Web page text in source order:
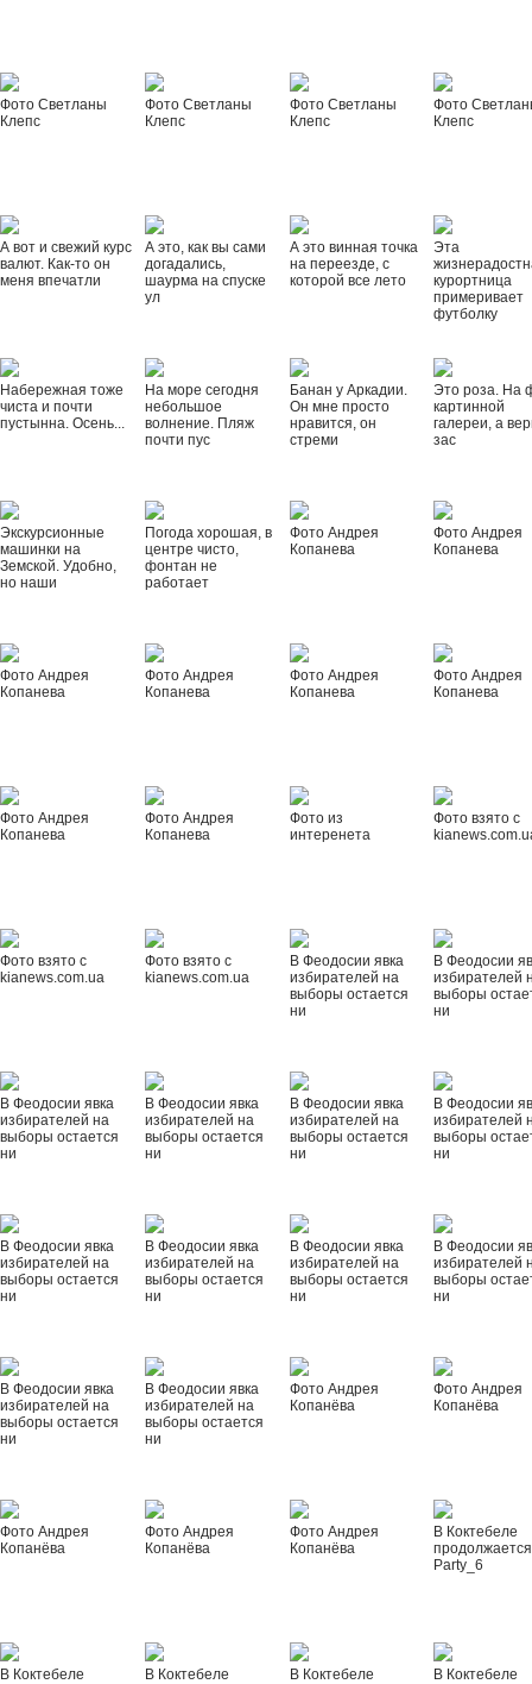
Фото Светланы
Клепс
Фото Светланы
Клепс
Фото Светланы
Клепс
Фото
Клепс
А вот и свежий курс
валют. Как-то он
меня впечатли
А это, как вы сами
догадались,
шаурма на спуске
ул
А это винная точка
на переезде, с
которой все лето
Эта
курортница
примеривает
футболку
Набережная тоже
чиста и почти
пустынна. Осень...
На море сегодня
небольшое
волнение. Пляж
почти пус
Банан у Аркадии.
Он мне просто
нравится, он
стреми
Это роза. На
картинной
галереи, а
зас
Экскурсионные
машинки на
Земской. Удобно,
но наши
Погода хорошая, в
центре чисто,
фонтан не
работает
Фото Андрея
Копанева
Фото Андрея
Копанева
Фото Андрея
Копанева
Фото Андрея
Копанева
Фото Андрея
Копанева
Фото Андрея
Копанева
Фото Андрея
Копанева
Фото Андрея
Копанева
Фото из
интеренета
Фото взято с
Фото взято с
kianews.com.ua
Фото взято с
kianews.com.ua
В Феодосии явка
избирателей на
выборы остается
ни
В Феодосии
избирателей
выборы
ни
В Феодосии явка
избирателей на
выборы остается
ни
В Феодосии явка
избирателей на
выборы остается
ни
В Феодосии явка
избирателей на
выборы остается
ни
В Феодосии
избирателей
выборы
ни
В Феодосии явка
избирателей на
выборы остается
ни
В Феодосии явка
избирателей на
выборы остается
ни
В Феодосии явка
избирателей на
выборы остается
ни
В Феодосии
избирателей
выборы
ни
В Феодосии явка
избирателей на
выборы остается
ни
В Феодосии явка
избирателей на
выборы остается
ни
Фото Андрея
Копанёва
Фото Андрея
Копанёва
Фото Андрея
Копанёва
Фото Андрея
Копанёва
Фото Андрея
Копанёва
В Коктебеле
Party_6
В Коктебеле
В Коктебеле
В Коктебеле
В Коктебеле